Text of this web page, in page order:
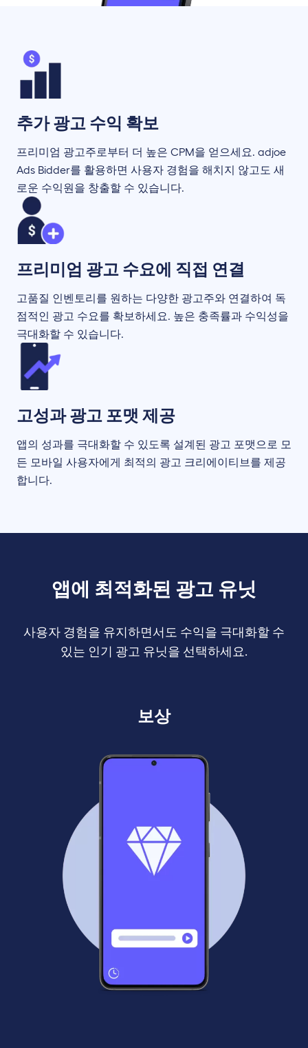
추가 광고 수익 확보
프리미엄 광고주로부터 더 높은 CPM을 얻으세요. adjoe
Ads Bidder를 활용하면 사용자 경험을 해치지 않고도 새
로운 수익원을 창출할 수 있습니다.
프리미엄 광고 수요에 직접 연결
고품질 인벤토리를 원하는 다양한 광고주와 연결하여 독
점적인 광고 수요를 확보하세요. 높은 충족률과 수익성을
극대화할 수 있습니다.
고성과 광고 포맷 제공
앱의 성과를 극대화할 수 있도록 설계된 광고 포맷으로 모
든 모바일 사용자에게 최적의 광고 크리에이티브를 제공
합니다.
앱에 최적화된 광고 유닛
사용자 경험을 유지하면서도 수익을 극대화할 수
있는 인기 광고 유닛을 선택하세요.
보상